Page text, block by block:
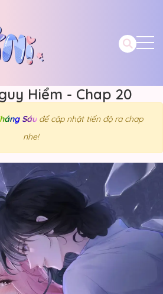
Hiểm - Chap 20
Sáu để cập nhật tiến độ ra chap
nhe!